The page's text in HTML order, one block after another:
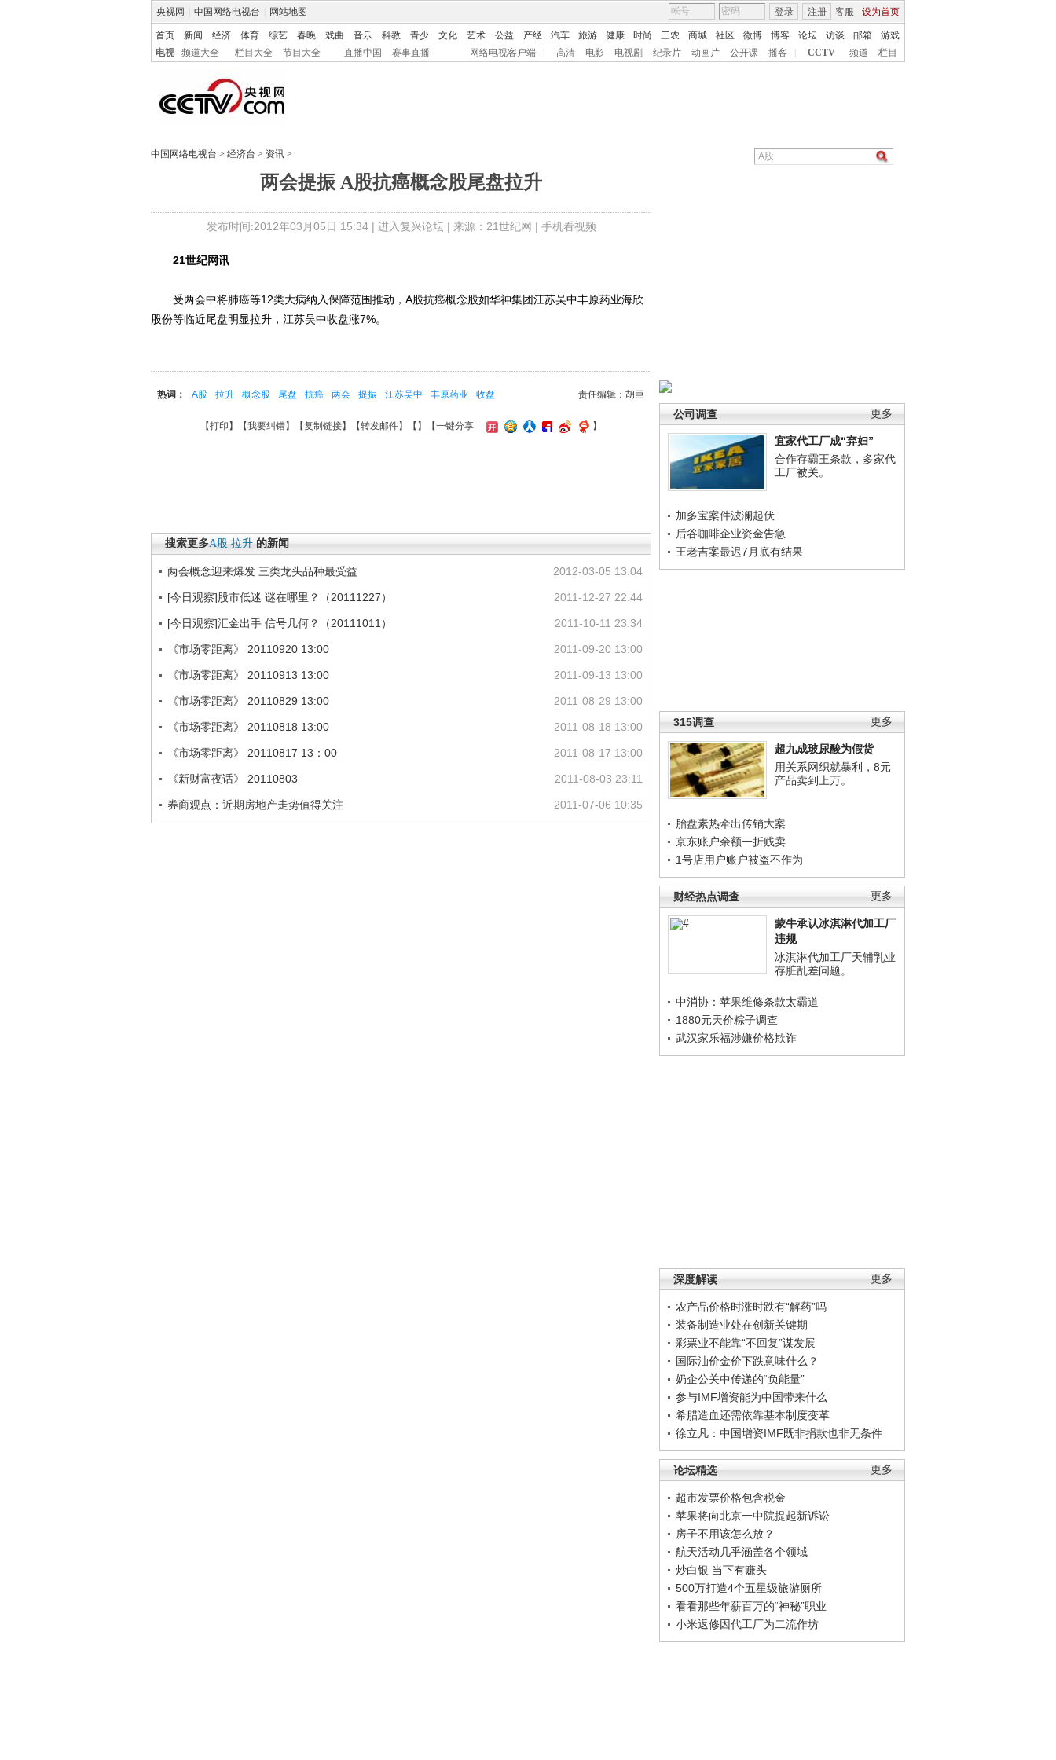
央视网 中国网络电视台 网站地图 客服 设为首页
登录 注册
首页 新闻 经济 体育 综艺 春晚 戏曲 音乐 科教 青少 文化 艺术 公益 产经 汽车 旅游 健康 时尚 三农 商城 社区 微博 博客 论坛 访谈 邮箱
游戏
电视
频道大全 栏目大全 节目大全 直播中国 赛事直播 网络电视客户端 高清 电影 电视剧 纪录片 动画片 公开课 播客 CCTV 频道 栏目
中国网络电视台 > 经济台 > 资讯 >
两会提振 A股抗癌概念股尾盘拉升
发布时间:2012年03月05日 15:34 | 进入复兴论坛| 来源：21世纪网 | 手机看视频
更多
公司调查
宜家代工厂成“弃妇”
合作存霸王条款，多家代
工厂被关。
加多宝案件波澜起伏
后谷咖啡企业资金告急
王老吉案最迟7月底有结果
更多
315调查
超九成玻尿酸为假货
用关系网织就暴利，8元
产品卖到上万。
胎盘素热牵出传销大案
京东账户余额一折贱卖
1号店用户账户被盗不作为
更多
财经热点调查
蒙牛承认冰淇淋代加工厂
违规
冰淇淋代加工厂天辅乳业
存脏乱差问题。
中消协：苹果维修条款太霸道
1880元天价粽子调查
武汉家乐福涉嫌价格欺诈
更多
深度解读
农产品价格时涨时跌有“解药”吗
装备制造业处在创新关键期
彩票业不能靠“不回复”谋发展
国际油价金价下跌意味什么？
奶企公关中传递的“负能量”
参与IMF增资能为中国带来什么
希腊造血还需依靠基本制度变革
徐立凡：中国增资IMF既非捐款也非无条件
更多
论坛精选
超市发票价格包含税金
苹果将向北京一中院提起新诉讼
房子不用该怎么放？
航天活动几乎涵盖各个领域
炒白银 当下有赚头
500万打造4个五星级旅游厕所
看看那些年薪百万的“神秘”职业
小米返修因代工厂为二流作坊
21世纪网讯
受两会中将肺癌等12类大病纳入保障范围推动，A股抗癌概念股如华神集团江苏吴中丰原药业海欣
股份等临近尾盘明显拉升，江苏吴中收盘涨7%。
责任编辑：胡巨
热词： A股 拉升 概念股 尾盘 抗癌 两会 提振 江苏吴中 丰原药业 收盘
【打印 】【我要纠错】【复制链接】【转发邮件】【 】 【一键分享 】
搜索更多A股 拉升 的新闻
2012-03-05 13:04
两会概念迎来爆发 三类龙头品种最受益
2011-12-27 22:44
[今日观察]股市低迷 谜在哪里？（20111227）
2011-10-11 23:34
[今日观察]汇金出手 信号几何？（20111011）
2011-09-20 13:00
《市场零距离》 20110920 13:00
2011-09-13 13:00
《市场零距离》 20110913 13:00
2011-08-29 13:00
《市场零距离》 20110829 13:00
2011-08-18 13:00
《市场零距离》 20110818 13:00
2011-08-17 13:00
《市场零距离》 20110817 13：00
2011-08-03 23:11
《新财富夜话》 20110803
2011-07-06 10:35
券商观点：近期房地产走势值得关注